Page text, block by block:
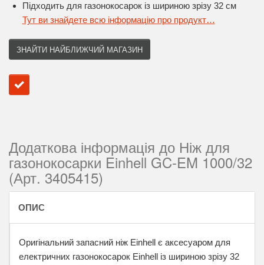
Підходить для газонокосарок із шириною зрізу 32 см
Тут ви знайдете всю інформацію про продукт…
ЗНАЙТИ НАЙБЛИЖЧИЙ МАГАЗИН
Додаткова інформація до Ніж для
газонокосарки Einhell GC-EM 1000/32
(Арт. 3405415)
ОПИС
Оригінальний запасний ніж Einhell є аксесуаром для
електричних газонокосарок Einhell із шириною зрізу 32